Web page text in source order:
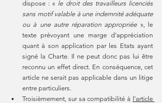
dispose : « le droit des travailleurs licenciés
sans motif valable à une indemnité adéquate
ou à une autre réparation appropriée », le
texte prévoyant une marge d’appréciation
quant à son application par les Etats ayant
signé la Charte. Il ne peut donc pas lui être
reconnu un effet direct. En conséquence, cet
article ne serait pas applicable dans un litige
entre particuliers.
Troisièmement, sur sa compatibilité à l’article